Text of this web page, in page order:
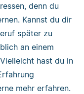
denn du
Kannst du dir
später zu
an einem
hast du in
mehr erfahren.